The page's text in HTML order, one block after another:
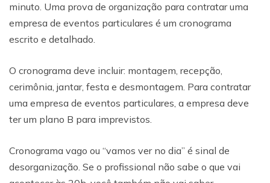
minuto. Uma prova de organização para contratar uma
empresa de eventos particulares é um cronograma
escrito e detalhado.
O cronograma deve incluir: montagem, recepção,
cerimônia, jantar, festa e desmontagem. Para contratar
uma empresa de eventos particulares, a empresa deve
ter um plano B para imprevistos.
Cronograma vago ou “vamos ver no dia” é sinal de
desorganização. Se o profissional não sabe o que vai